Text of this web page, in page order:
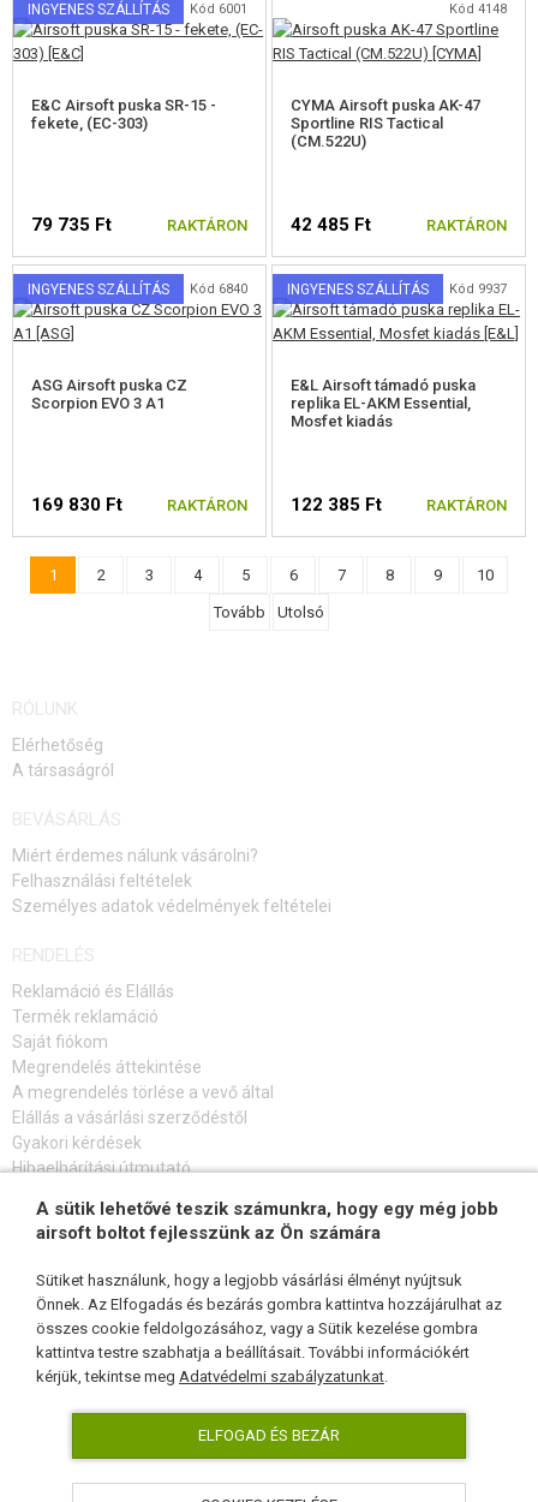
INGYENES SZÁLLÍTÁS Kód 6001
E&C Airsoft puska SR-15 -
fekete, (EC-303)
79 735 Ft RAKTÁRON
Kód 4148
CYMA Airsoft puska AK-47
Sportline RIS Tactical
(CM.522U)
42 485 Ft RAKTÁRON
INGYENES SZÁLLÍTÁS Kód 6840
ASG Airsoft puska CZ
Scorpion EVO 3 A1
169 830 Ft RAKTÁRON
INGYENES SZÁLLÍTÁS Kód 9937
E&L Airsoft támadó puska
replika EL-AKM Essential,
Mosfet kiadás
122 385 Ft RAKTÁRON
1 2 3 4 5 6 7 8 9 10
Tovább Utolsó
RÓLUNK
Elérhetőség
A társaságról
BEVÁSÁRLÁS
Miért érdemes nálunk vásárolni?
Felhasználási feltételek
Személyes adatok védelmények feltételei
RENDELÉS
Reklamáció és Elállás
Termék reklamáció
Saját fiókom
Megrendelés áttekintése
A megrendelés törlése a vevő által
Elállás a vásárlási szerződéstől
Gyakori kérdések
Hibaelhárítási útmutató
FELIRATKOZÁS HÍRLEVÉLRE
KÖVESSEN MINKET
A sütik lehetővé teszik számunkra, hogy egy még jobb
airsoft boltot fejlesszünk az Ön számára
Sütiket használunk, hogy a legjobb vásárlási élményt nyújtsuk
Önnek. Az Elfogadás és bezárás gombra kattintva hozzájárulhat az
összes cookie feldolgozásához, vagy a Sütik kezelése gombra
kattintva testre szabhatja a beállításait. További információkért
kérjük, tekintse meg Adatvédelmi szabályzatunkat.
ELFOGAD ÉS BEZÁR